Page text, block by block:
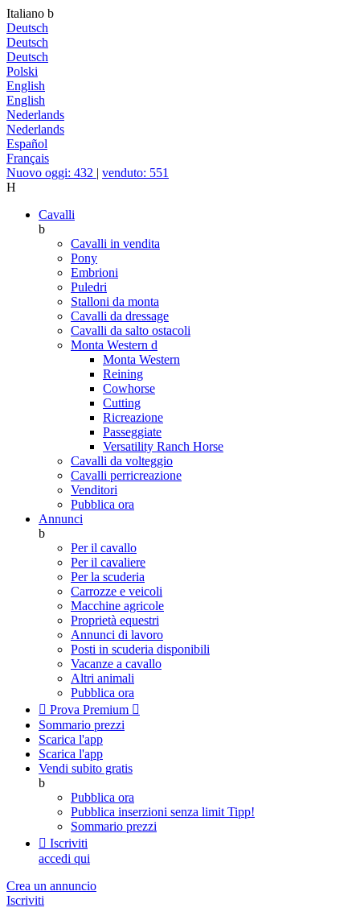
Italiano b
Deutsch
Deutsch
Deutsch
Polski
English
English
Nederlands
Nederlands
Español
Français
Nuovo oggi: 432 | venduto: 551
H
Cavalli
b
Cavalli in vendita
Pony
Embrioni
Puledri
Stalloni da monta
Cavalli da dressage
Cavalli da salto ostacoli
Monta Western d
Monta Western
Reining
Cowhorse
Cutting
Ricreazione
Passeggiate
Versatility Ranch Horse
Cavalli da volteggio
Cavalli perricreazione
Venditori
Pubblica ora
Annunci
b
Per il cavallo
Per il cavaliere
Per la scuderia
Carrozze e veicoli
Macchine agricole
Proprietà equestri
Annunci di lavoro
Posti in scuderia disponibili
Vacanze a cavallo
Altri animali
Pubblica ora
 Prova Premium 
Sommario prezzi
Scarica l'app
Scarica l'app
Vendi subito gratis
b
Pubblica ora
Pubblica inserzioni senza limit Tipp!
Sommario prezzi
 Iscriviti
accedi qui
Crea un annuncio
Iscriviti